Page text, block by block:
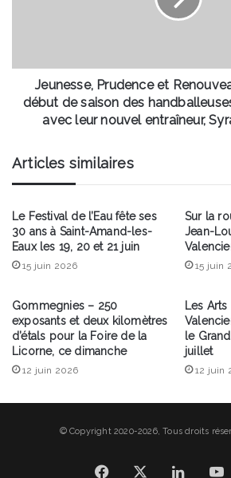
début
saison
avec
leur
entraîneur,
Syran
Ben
Seddik
Jeunesse, Prudence et
début de saison des
avec leur nouvel entraîneur,
Articles similaires
Le Festival de l’Eau fête ses
30 ans à Saint-Amand-les-
Eaux les 19, 20 et 21 juin
15 juin 2026
Sur la
Jean-
15 juin
Gommegnies – 250
exposants et deux kilomètres
d’étals pour la Foire de la
Licorne, ce dimanche
12 juin 2026
Les
le
juillet
12 juin
© Copyright 2020-2026, Tous droits
Facebook